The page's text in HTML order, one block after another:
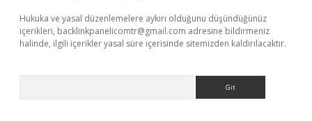
Hukuka ve yasal düzenlemelere aykırı olduğunu düşündüğünüz
içerikleri, backlinkpanelicomtr@gmail.com adresine bildirmeniz
halinde, ilgili içerikler yasal süre içerisinde sitemizden kaldırılacaktır.